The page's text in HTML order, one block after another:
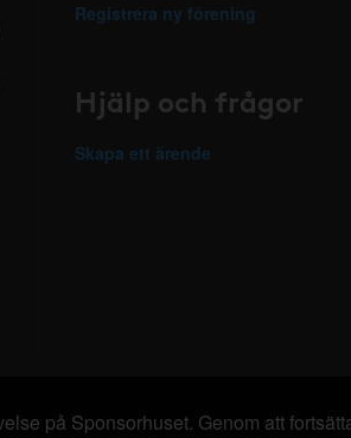
Registrera ny förening
Hjälp och frågor
Skapa ett ärende
på Sponsorhuset. Genom att